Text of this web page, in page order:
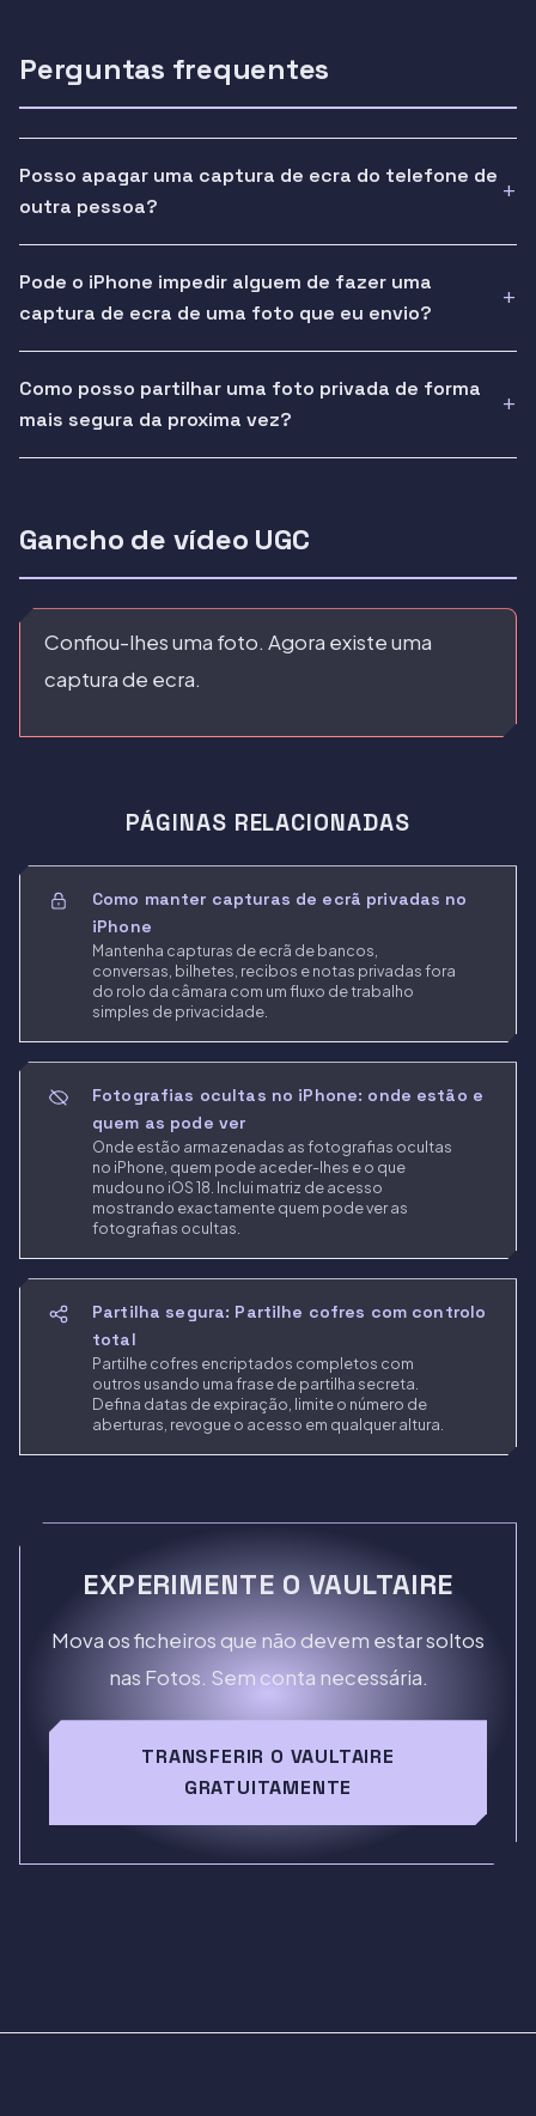
Perguntas frequentes
Posso apagar uma captura de ecra do telefone de
outra pessoa?
Pode o iPhone impedir alguem de fazer uma
captura de ecra de uma foto que eu envio?
Como posso partilhar uma foto privada de forma
mais segura da proxima vez?
Gancho de vídeo UGC
Confiou-lhes uma foto. Agora existe uma
captura de ecra.
PÁGINAS RELACIONADAS
Como manter capturas de ecrã privadas no
iPhone
Mantenha capturas de ecrã de bancos,
conversas, bilhetes, recibos e notas privadas fora
do rolo da câmara com um fluxo de trabalho
simples de privacidade.
Fotografias ocultas no iPhone: onde estão e
quem as pode ver
Onde estão armazenadas as fotografias ocultas
no iPhone, quem pode aceder-lhes e o que
mudou no iOS 18. Inclui matriz de acesso
mostrando exactamente quem pode ver as
fotografias ocultas.
Partilha segura: Partilhe cofres com controlo
total
Partilhe cofres encriptados completos com
outros usando uma frase de partilha secreta.
Defina datas de expiração, limite o número de
aberturas, revogue o acesso em qualquer altura.
EXPERIMENTE O VAULTAIRE
Mova os ficheiros que não devem estar soltos
nas Fotos. Sem conta necessária.
TRANSFERIR O VAULTAIRE
GRATUITAMENTE